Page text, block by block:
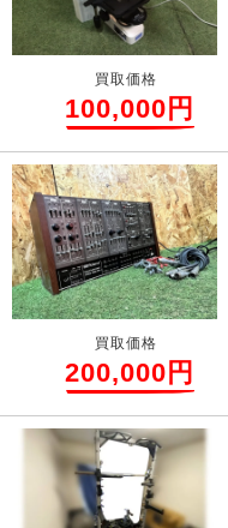
買取価格
100,000円
買取価格
200,000円